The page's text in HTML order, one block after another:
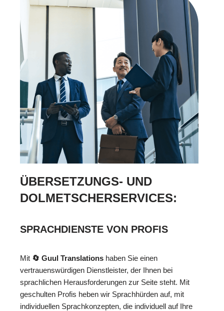
ÜBERSETZUNGS- UND
DOLMETSCHERSERVICES:
SPRACHDIENSTE VON PROFIS
Mit 🔄 Guul Translations haben Sie einen
vertrauenswürdigen Dienstleister, der Ihnen bei
sprachlichen Herausforderungen zur Seite steht. Mit
geschulten Profis heben wir Sprachhürden auf, mit
individuellen Sprachkonzepten, die individuell auf Ihre